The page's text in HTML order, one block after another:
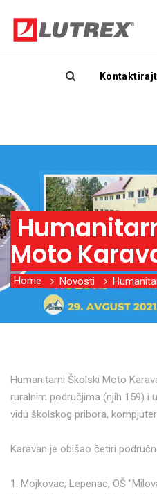
Moto
Home Novosti
Humanitarni Školski Moto
ruralnim područjima (njih 159) i
vidu školskog pribora,
Karavan je obišao četiri
1. Mojkovac, Lepenac, OŠ